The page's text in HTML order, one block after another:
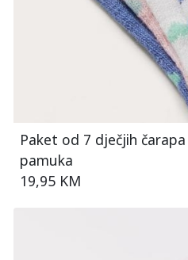
Paket od 7 dječjih
pamuka
19,95 KM